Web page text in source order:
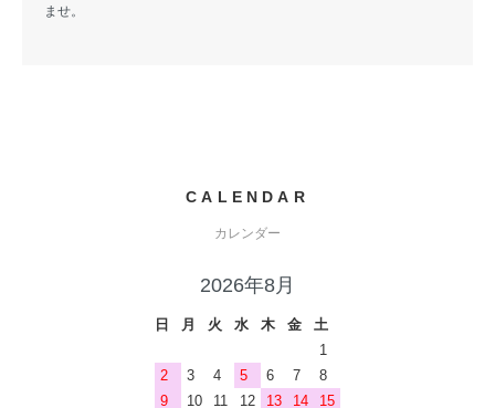
ませ。
CALENDAR
カレンダー
2026年8月
日 月 火 水 木 金
土
1
2
3 4 5 6 7
8
9
10 11 12 13 14 15